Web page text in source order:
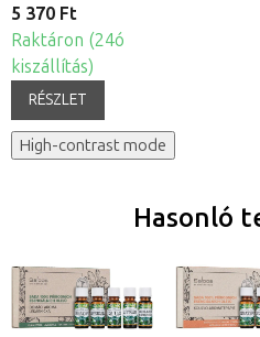
5 370 Ft
Raktáron (24ó
kiszállítás)
RÉSZLET
High-contrast mode
Hasonló